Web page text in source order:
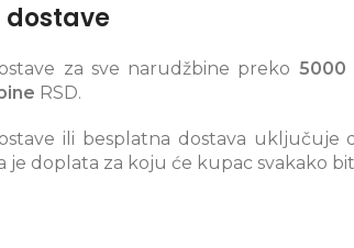
dostave
za sve narudžbine preko 5000
RSD.
ili besplatna dostava
je doplata za koju će kupac svakako